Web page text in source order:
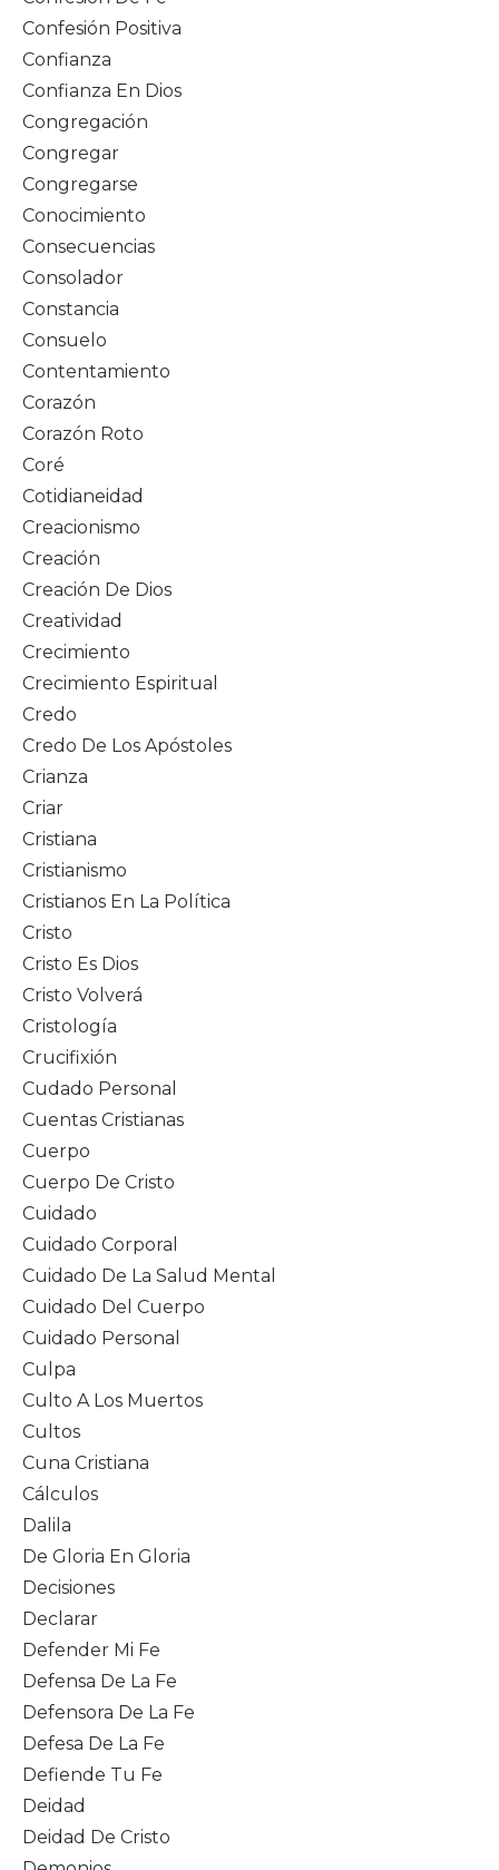
Confesión Positiva
Confianza
Confianza En Dios
Congregación
Congregar
Congregarse
Conocimiento
Consecuencias
Consolador
Constancia
Consuelo
Contentamiento
Corazón
Corazón Roto
Coré
Cotidianeidad
Creacionismo
Creación
Creación De Dios
Creatividad
Crecimiento
Crecimiento Espiritual
Credo
Credo De Los Apóstoles
Crianza
Criar
Cristiana
Cristianismo
Cristianos En La Política
Cristo
Cristo Es Dios
Cristo Volverá
Cristología
Crucifixión
Cudado Personal
Cuentas Cristianas
Cuerpo
Cuerpo De Cristo
Cuidado
Cuidado Corporal
Cuidado De La Salud Mental
Cuidado Del Cuerpo
Cuidado Personal
Culpa
Culto A Los Muertos
Cultos
Cuna Cristiana
Cálculos
Dalila
De Gloria En Gloria
Decisiones
Declarar
Defender Mi Fe
Defensa De La Fe
Defensora De La Fe
Defesa De La Fe
Defiende Tu Fe
Deidad
Deidad De Cristo